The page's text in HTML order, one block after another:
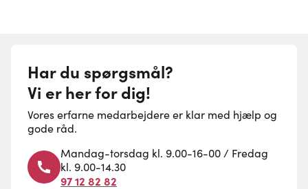
Har du spørgsmål?
Vi er her for dig!
Vores erfarne medarbejdere er klar med hjælp og
gode råd.
Mandag-torsdag kl. 9.00-16-00 / Fredag
kl. 9.00-14.30
97 12 82 82